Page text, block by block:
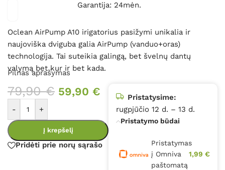
Garantija: 24mėn.
Oclean AirPump A10 irigatorius pasižymi unikalia ir
naujoviška dviguba galia AirPump (vanduo+oras)
technologija. Tai suteikia galingą, bet švelnų dantų
valymą bet kur ir bet kada.
Pilnas aprašymas
79,90€ 59,90 €
- +
Į krepšelį
Pridėti prie norų sąrašo
Pristatysime:
rugpjūčio 12 d. – 13 d.
Pristatymo būdai
Pristatymas
į Omniva
paštomatą
1,99 €